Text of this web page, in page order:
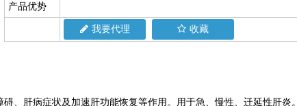
产品优势
我要代理 收藏
、肝病症状及加速肝功能恢复等作用。用于急、慢性、迁延性肝炎。